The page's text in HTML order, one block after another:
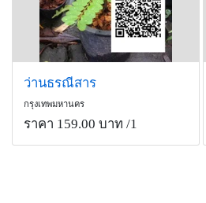
ว่านธรณีสาร
กรุงเทพมหานคร
ราคา 159.00 บาท /1